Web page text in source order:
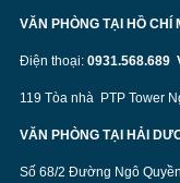
VĂN PHÒNG TẠI HỒ CHÍ
Điện thoại: 0931.568.689
119 Tòa nhà PTP Tower
VĂN PHÒNG TẠI HẢI
Số 68/2 Đường Ngô